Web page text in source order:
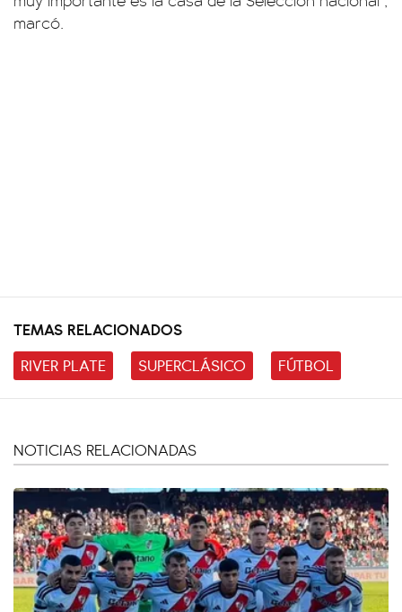
marcó.
TEMAS RELACIONADOS
RIVER PLATE
SUPERCLÁSICO FÚTBOL
NOTICIAS RELACIONADAS